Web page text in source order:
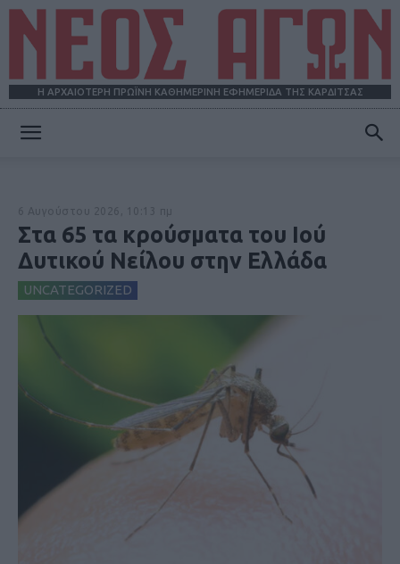
Η ΑΡΧΑΙΟΤΕΡΗ ΠΡΩΪΝΗ ΚΑΘΗΜΕΡΙΝΗ ΕΦΗΜΕΡΙΔΑ ΤΗΣ ΚΑΡΔΙΤΣΑΣ
Στα 65 τα κρούσματα του Ιού
Δυτικού Νείλου στην Ελλάδα
UNCATEGORIZED